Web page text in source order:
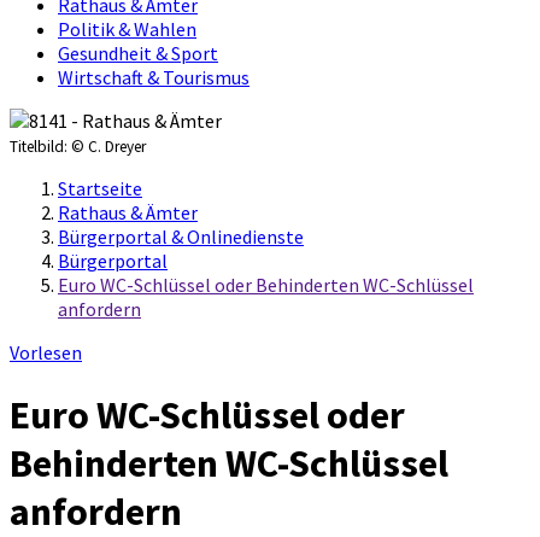
Rathaus & Ämter
Politik & Wahlen
Gesundheit & Sport
Wirtschaft & Tourismus
Titelbild: © C. Dreyer
Startseite
Rathaus & Ämter
Bürgerportal & Onlinedienste
Bürgerportal
Euro WC-Schlüssel oder Behinderten WC-Schlüssel
anfordern
Vorlesen
Euro WC-Schlüssel oder
Behinderten WC-Schlüssel
anfordern